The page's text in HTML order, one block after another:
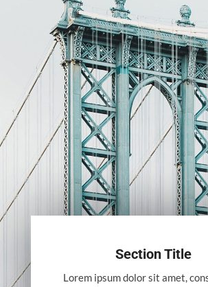
Section Title
Lorem ipsum dolor sit amet,